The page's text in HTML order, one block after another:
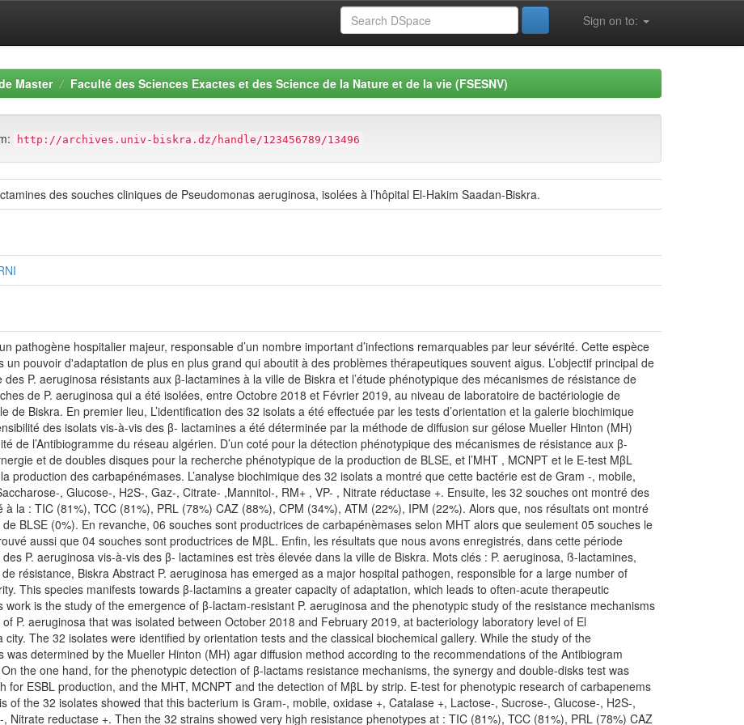
Sign on to:
Master Faculté des Sciences Exactes et des Science de la Nature et de la vie (FSESNV)
http://archives.univ-biskra.dz/handle/123456789/13496
des souches cliniques de Pseudomonas aeruginosa, isolées à l’hôpital El-Hakim Saadan-Biskra.
pathogène hospitalier majeur, responsable d’un nombre important d’infections remarquables par leur sévérité. Cette espèce
un pouvoir d'adaptation de plus en plus grand qui aboutit à des problèmes thérapeutiques souvent aigus. L’objectif principal de
des P. aeruginosa résistants aux β-lactamines à la ville de Biskra et l’étude phénotypique des mécanismes de résistance de
de P. aeruginosa qui a été isolées, entre Octobre 2018 et Février 2019, au niveau de laboratoire de bactériologie de
de Biskra. En premier lieu, L’identification des 32 isolats a été effectuée par les tests d’orientation et la galerie biochimique
des isolats vis-à-vis des β- lactamines a été déterminée par la méthode de diffusion sur gélose Mueller Hinton (MH)
de l’Antibiogramme du réseau algérien. D’un coté pour la détection phénotypique des mécanismes de résistance aux β-
et de doubles disques pour la recherche phénotypique de la production de BLSE, et l’MHT , MCNPT et le E-test MβL
production des carbapénémases. L’analyse biochimique des 32 isolats a montré que cette bactérie est de Gram -, mobile,
, Glucose-, H2S-, Gaz-, Citrate- ,Mannitol-, RM+ , VP- , Nitrate réductase +. Ensuite, les 32 souches ont montré des
la : TIC (81%), TCC (81%), PRL (78%) CAZ (88%), CPM (34%), ATM (22%), IPM (22%). Alors que, nos résultats ont montré
de BLSE (0%). En revanche, 06 souches sont productrices de carbapénèmases selon MHT alors que seulement 05 souches le
aussi que 04 souches sont productrices de MβL. Enfin, les résultats que nous avons enregistrés, dans cette période
P. aeruginosa vis-à-vis des β- lactamines est très élevée dans la ville de Biskra. Mots clés : P. aeruginosa, ß-lactamines,
résistance, Biskra Abstract P. aeruginosa has emerged as a major hospital pathogen, responsible for a large number of
This species manifests towards β-lactamins a greater capacity of adaptation, which leads to often-acute therapeutic
is the study of the emergence of β-lactam-resistant P. aeruginosa and the phenotypic study of the resistance mechanisms
P. aeruginosa that was isolated between October 2018 and February 2019, at bacteriology laboratory level of El
The 32 isolates were identified by orientation tests and the classical biochemical gallery. While the study of the
was determined by the Mueller Hinton (MH) agar diffusion method according to the recommendations of the Antibiogram
the one hand, for the phenotypic detection of β-lactams resistance mechanisms, the synergy and double-disks test was
for ESBL production, and the MHT, MCNPT and the detection of MβL by strip. E-test for phenotypic research of carbapenems
of the 32 isolates showed that this bacterium is Gram-, mobile, oxidase +, Catalase +, Lactose-, Sucrose-, Glucose-, H2S-,
Nitrate reductase +. Then the 32 strains showed very high resistance phenotypes at : TIC (81%), TCC (81%), PRL (78%) CAZ